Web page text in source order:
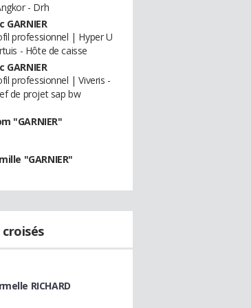
- Drh
GARNIER
professionnel | Hyper U
- Hôte de caisse
GARNIER
professionnel | Viveris -
de projet sap bw
"GARNIER"
"GARNIER"
RICHARD